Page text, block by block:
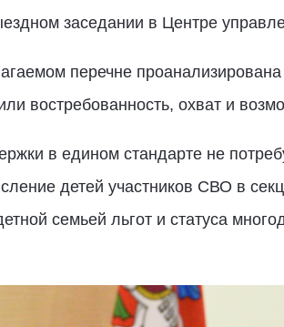
заседании в Центре
перечне
востребованность, охват и
в едином стандарте не
детей участников СВО в
семьей льгот и статуса